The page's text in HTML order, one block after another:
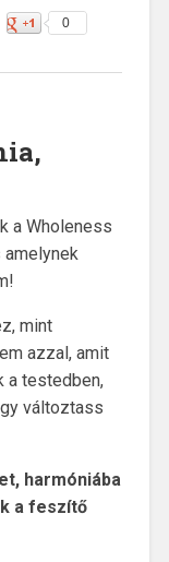
0
a Wholeness
mint
azzal, amit
a testedben,
változtass
harmóniába
a feszítő